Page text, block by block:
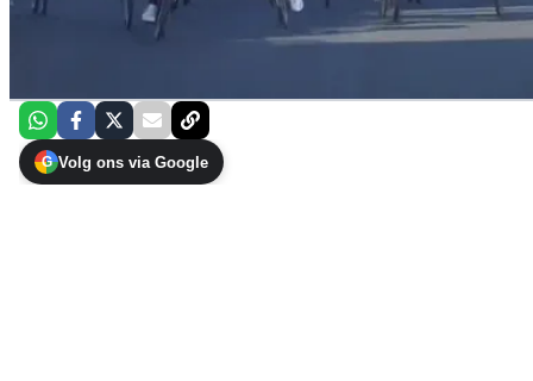
G Volg ons via Google